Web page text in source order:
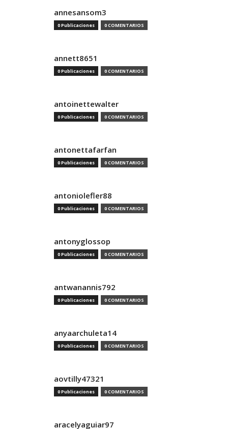
annesansom3
0 Publicaciones 0 COMENTARIOS
annett8651
0 Publicaciones 0 COMENTARIOS
antoinettewalter
0 Publicaciones 0 COMENTARIOS
antonettafarfan
0 Publicaciones 0 COMENTARIOS
antoniolefler88
0 Publicaciones 0 COMENTARIOS
antonyglossop
0 Publicaciones 0 COMENTARIOS
antwanannis792
0 Publicaciones 0 COMENTARIOS
anyaarchuleta14
0 Publicaciones 0 COMENTARIOS
aovtilly47321
0 Publicaciones 0 COMENTARIOS
aracelyaguiar97